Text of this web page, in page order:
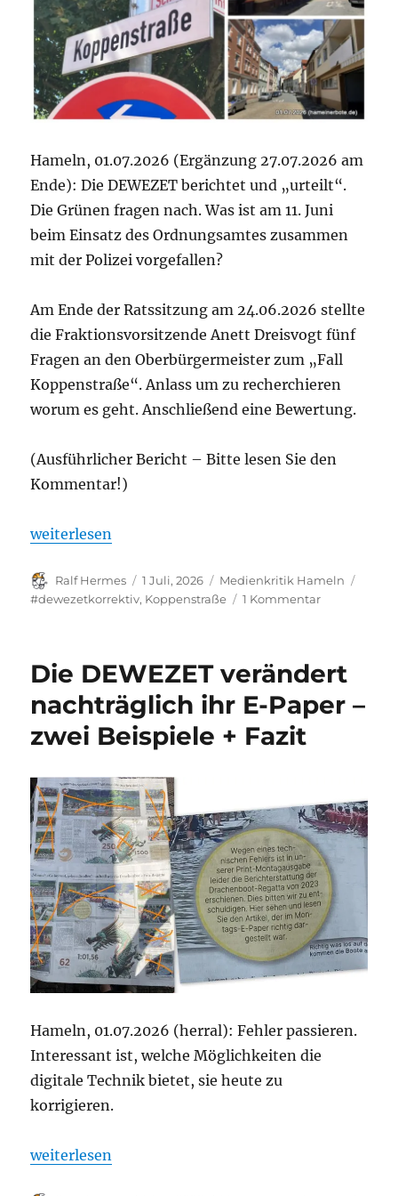
Hameln, 01.07.2026 (Ergänzung 27.07.2026 am
Ende): Die DEWEZET berichtet und „urteilt“.
Die Grünen fragen nach. Was ist am 11. Juni
beim Einsatz des Ordnungsamtes zusammen
mit der Polizei vorgefallen?
Am Ende der Ratssitzung am 24.06.2026 stellte
die Fraktionsvorsitzende Anett Dreisvogt fünf
Fragen an den Oberbürgermeister zum „Fall
Koppenstraße“. Anlass um zu recherchieren
worum es geht. Anschließend eine Bewertung.
(Ausführlicher Bericht – Bitte lesen Sie den
Kommentar!)
„Recherche: „Fall Koppenstraße“ was ist dran?
weiterlesen
Autor
Ralf Hermes
Veröffentlicht
am
1 Juli, 2026 Kategorien
Medienkritik Hameln
#dewezetkorrektiv, Koppenstraße 1 Kommentarzu
was
dran?
Die DEWEZET verändert
nachträglich ihr E-Paper –
zwei Beispiele + Fazit
Hameln, 01.07.2026 (herral): Fehler passieren.
Interessant ist, welche Möglichkeiten die
digitale Technik bietet, sie heute zu
korrigieren.
„Die DEWEZET verändert nachträglich ihr E-Paper
weiterlesen